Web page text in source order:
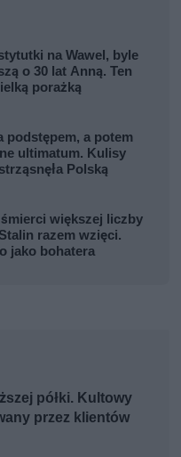
na Wawel, byle
o 30 lat Anną. Ten
porażką
podstępem, a potem
ultimatum. Kulisy
Polską
większej liczby
razem wzięci.
jako bohatera
półki. Kultowy
przez klientów